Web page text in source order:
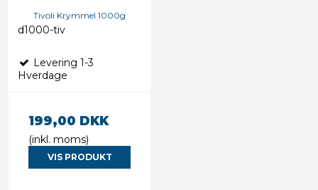
Tivoli Krymmel 1000g
d1000-tiv
Levering 1-3
Hverdage
199,00 DKK
(inkl. moms)
VIS PRODUKT